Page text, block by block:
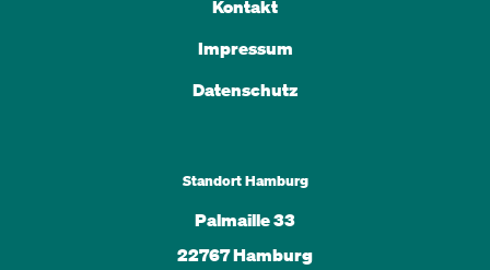
Kontakt
Impressum
Datenschutz
Standort Hamburg
Palmaille 33
22767 Hamburg